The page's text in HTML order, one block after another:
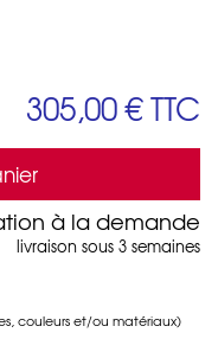
305,00 €TTC
à la demande
livraison sous 3 semaines
couleurs et/ou matériaux)